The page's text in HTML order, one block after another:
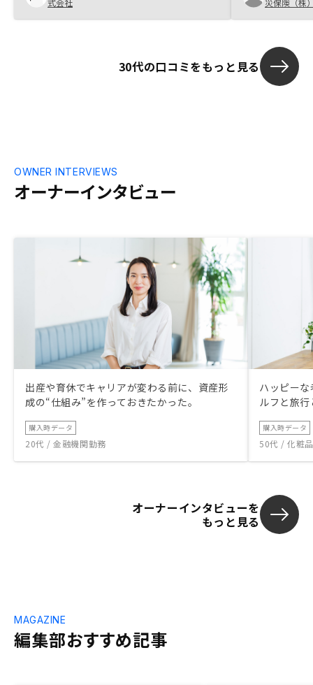
式会社
それらの不確
をふまえ）許
災保険（株
30代の口コミをもっと見る
オーナーインタビュー
OWNER INTERVIEWS
出産や育休でキャリアが変わる前に、資産形
成の“仕組み”を作っておきたかった。
購入時データ
20代 / 金融機関勤務
ハッピー
ルフと旅
購入時データ
50代 / 化粧
オーナーインタビューを
もっと見る
編集部おすすめ記事
MAGAZINE